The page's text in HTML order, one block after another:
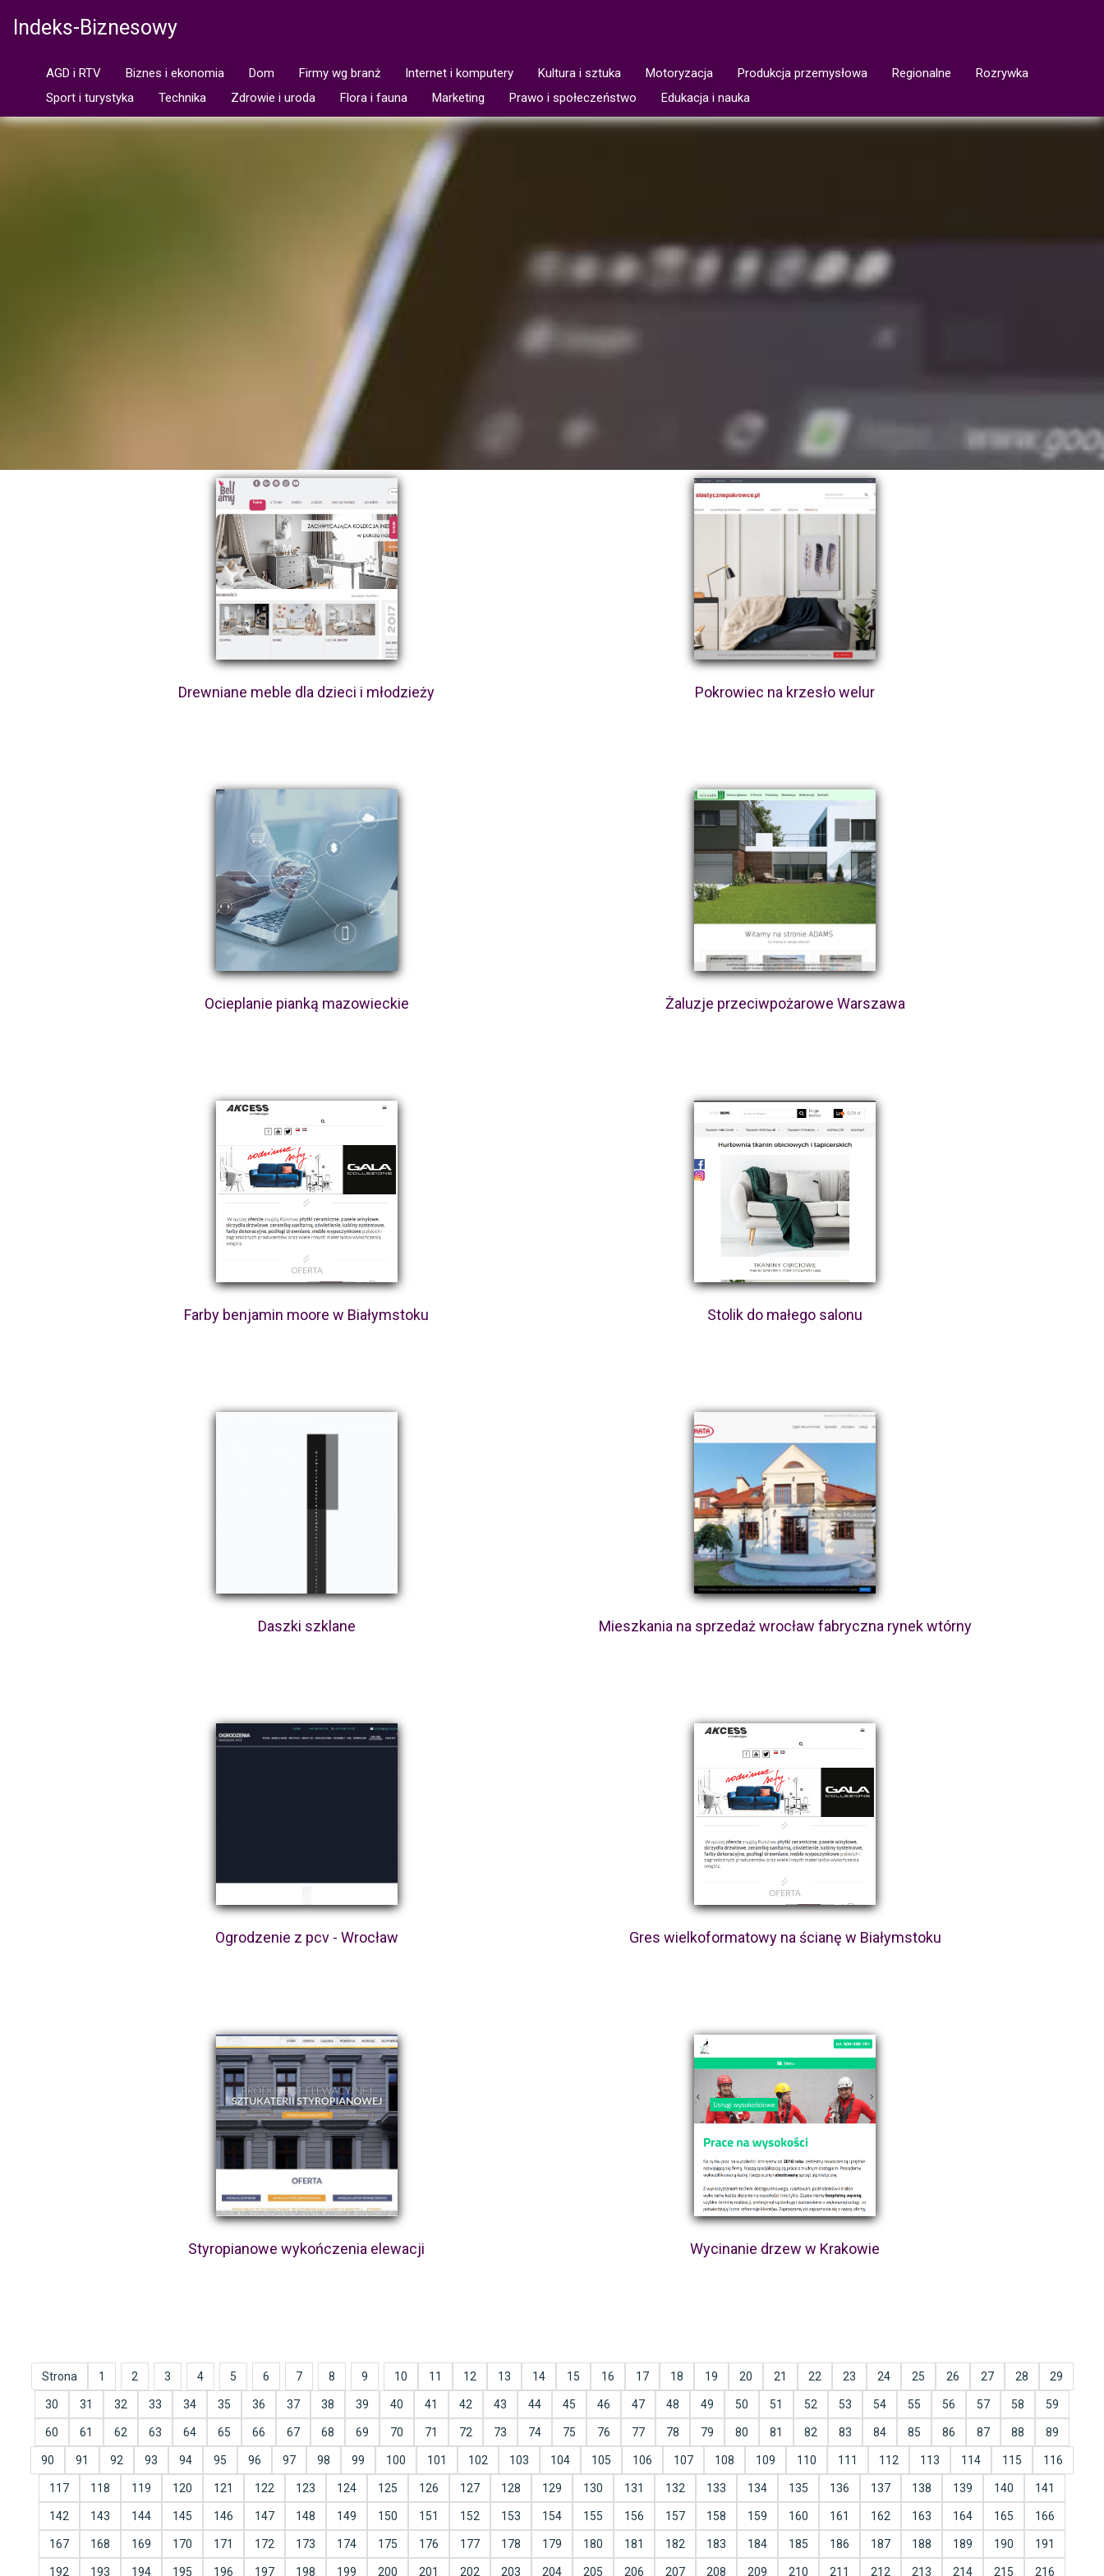
Indeks-Biznesowy
AGD i RTV Biznes i ekonomia Dom Firmy wg branż Internet i komputery Kultura i sztuka Motoryzacja Produkcja przemysłowa Regionalne
Rozrywka
Sport i turystyka
Technika Zdrowie i uroda Flora i fauna Marketing Prawo i społeczeństwo Edukacja i nauka
Drewniane meble dla dzieci i młodzieży Pokrowiec na krzesło welur
Ocieplanie pianką mazowieckie Żaluzje przeciwpożarowe Warszawa
Farby benjamin moore w Białymstoku Stolik do małego salonu
Daszki szklane Mieszkania na sprzedaż wrocław fabryczna rynek wtórny
Ogrodzenie z pcv - Wrocław Gres wielkoformatowy na ścianę w Białymstoku
Styropianowe wykończenia elewacji Wycinanie drzew w Krakowie
Strona 1 2 3 4 5 6 7 8 9 10 11 12 13 14 15 16 17 18 19 20 21 22 23 24 25 26 27 28 29
30 31 32 33 34 35 36 37 38 39 40 41 42 43 44 45 46 47 48 49 50 51 52 53 54 55 56 57 58 59
60 61 62 63 64 65 66 67 68 69 70 71 72 73 74 75 76 77 78 79 80 81 82 83 84 85 86 87 88 89
90 91 92 93 94 95 96 97 98 99 100 101 102 103 104 105 106 107 108 109 110 111 112 113 114 115 116
117 118 119 120 121 122 123 124 125 126 127 128 129 130 131 132 133 134 135 136 137 138 139 140 141
142 143 144 145 146 147 148 149 150 151 152 153 154 155 156 157 158 159 160 161 162 163 164 165 166
167 168 169 170 171 172 173 174 175 176 177 178 179 180 181 182 183 184 185 186 187 188 189 190 191
192 193 194 195 196 197 198 199 200 201 202 203 204 205 206 207 208 209 210 211 212 213 214 215 216